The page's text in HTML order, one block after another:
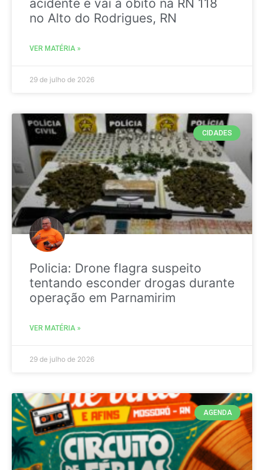
acidente e vai a obito na RN 118
no Alto do Rodrigues, RN
VER MATÉRIA »
29 de julho de 2026
CIDADES
Policia: Drone flagra suspeito
tentando esconder drogas durante
operação em Parnamirim
VER MATÉRIA »
29 de julho de 2026
AGENDA